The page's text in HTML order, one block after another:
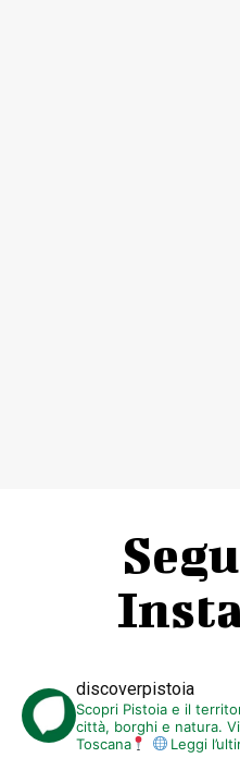
discoverpistoia
Scopri Pistoia e il
città, borghi e natura.
Toscana
Leggi